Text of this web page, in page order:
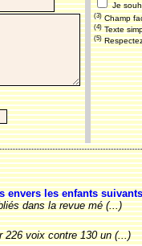
Je
(3)Champ
(4)Texte
(5)
envers les enfants
dans la revue mé (...)
226 voix contre 130 un (...)